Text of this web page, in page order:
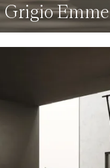
Emme